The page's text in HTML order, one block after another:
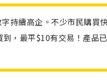
持續高企。不少市民購買
，最平$10有交易！產品